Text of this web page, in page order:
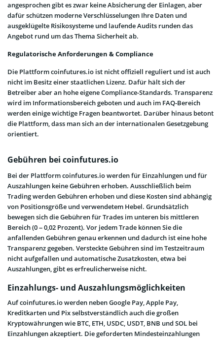
angesprochen gibt es zwar keine Absicherung der Einlagen, aber
dafür schützen moderne Verschlüsselungen Ihre Daten und
ausgeklügelte Risikosysteme und laufende Audits runden das
Angebot rund um das Thema Sicherheit ab.
Regulatorische Anforderungen & Compliance
Die Plattform coinfutures.io ist nicht offiziell reguliert und ist auch
nicht im Besitz einer staatlichen Lizenz. Dafür hält sich der
Betreiber aber an hohe eigene Compliance-Standards. Transparenz
wird im Informationsbereich geboten und auch im FAQ-Bereich
werden einige wichtige Fragen beantwortet. Darüber hinaus betont
die Plattform, dass man sich an der internationalen Gesetzgebung
orientiert.
Gebühren bei coinfutures.io
Bei der Plattform coinfutures.io werden für Einzahlungen und für
Auszahlungen keine Gebühren erhoben. Ausschließlich beim
Trading werden Gebühren erhoben und diese Kosten sind abhängig
von Positionsgröße und verwendetem Hebel. Grundsätzlich
bewegen sich die Gebühren für Trades im unteren bis mittleren
Bereich (0 – 0,02 Prozent). Vor jedem Trade können Sie die
anfallenden Gebühren genau erkennen und dadurch ist eine hohe
Transparenz gegeben. Versteckte Gebühren sind im Testzeitraum
nicht aufgefallen und automatische Zusatzkosten, etwa bei
Auszahlungen, gibt es erfreulicherweise nicht.
Einzahlungs- und Auszahlungsmöglichkeiten
Auf coinfutures.io werden neben Google Pay, Apple Pay,
Kreditkarten und Pix selbstverständlich auch die großen
Kryptowährungen wie BTC, ETH, USDC, USDT, BNB und SOL bei
Einzahlungen akzeptiert. Die geforderten Mindesteinzahlungen